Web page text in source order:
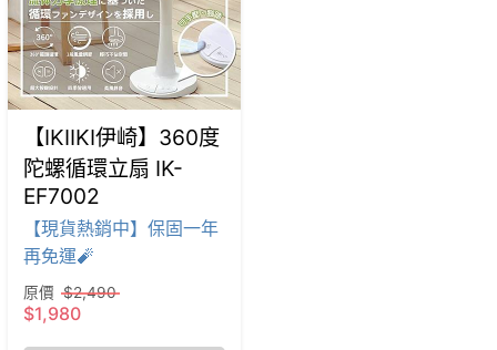
【IKIIKI伊崎】360度
陀螺循環立扇 IK-
EF7002
【現貨熱銷中】保固一年
再免運🧨
原價 $2,490
$1,980